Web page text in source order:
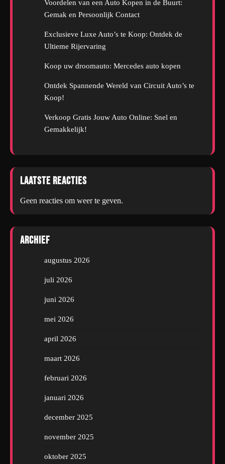
Voordelen van een Auto Kopen in de Buurt:
Gemak en Persoonlijk Contact
Exclusieve Luxe Auto’s te Koop: Ontdek de
Ultieme Rijervaring
Koop uw droomauto: Mercedes auto kopen
Ontdek Spannende Wereld van Circuit Auto’s te
Koop!
Verkoop Gratis Jouw Auto Online: Snel en
Gemakkelijk!
Laatste reacties
Geen reacties om weer te geven.
Archief
augustus 2026
juli 2026
juni 2026
mei 2026
april 2026
maart 2026
februari 2026
januari 2026
december 2025
november 2025
oktober 2025